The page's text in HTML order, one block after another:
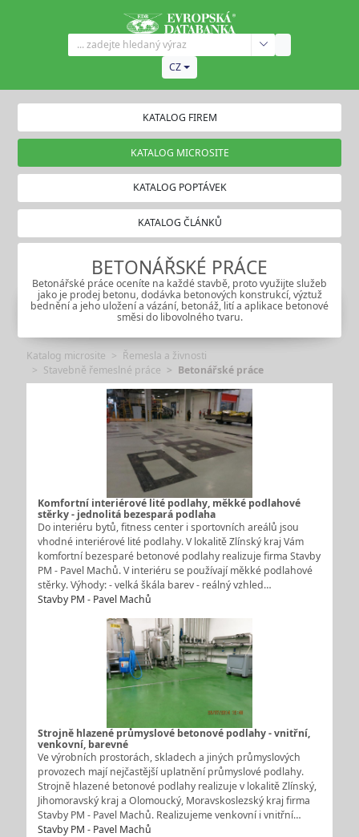
CZ
KATALOG FIREM
KATALOG MICROSITE
KATALOG POPTÁVEK
KATALOG ČLÁNKŮ
BETONÁŘSKÉ PRÁCE
Betonářské práce oceníte na každé stavbě, proto využijte služeb
jako je prodej betonu, dodávka betonových konstrukcí, výztuž
bednění a jeho uložení a vázání, betonáž, lití a aplikace betonové
směsi do libovolného tvaru.
Katalog microsite
Řemesla a živnosti
Stavebně řemeslné práce
Betonářské práce
Komfortní interiérové lité podlahy, měkké podlahové
stěrky - jednolitá bezespará podlaha
Do interiéru bytů, fitness center i sportovních areálů jsou
vhodné interiérové lité podlahy. V lokalitě Zlínský kraj Vám
komfortní bezesparé betonové podlahy realizuje firma Stavby
PM - Pavel Machů. V interiéru se používají měkké podlahové
stěrky. Výhody: - velká škála barev - reálný vzhled…
Stavby PM - Pavel Machů
Strojně hlazené průmyslové betonové podlahy - vnitřní,
venkovní, barevné
Ve výrobních prostorách, skladech a jiných průmyslových
provozech mají nejčastější uplatnění průmyslové podlahy.
Strojně hlazené betonové podlahy realizuje v lokalitě Zlínský,
Jihomoravský kraj a Olomoucký, Moravskoslezský kraj firma
Stavby PM - Pavel Machů. Realizujeme venkovní i vnitřní…
Stavby PM - Pavel Machů